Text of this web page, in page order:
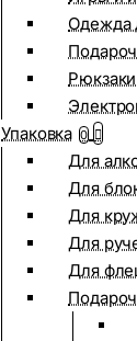
Одежда
Упаковка 0
Для
Для
Для
Для
Для